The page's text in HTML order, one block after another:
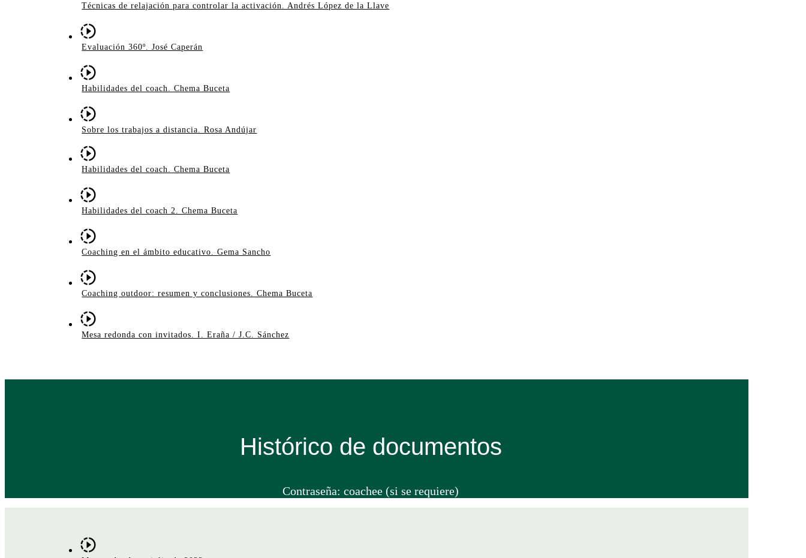
Técnicas de relajación para controlar la activación. Andrés López de la Llave
Evaluación 360º. José Caperán
Habilidades del coach. Chema Buceta
Sobre los trabajos a distancia. Rosa Andújar
Habilidades del coach. Chema Buceta
Habilidades del coach 2. Chema Buceta
Coaching en el ámbito educativo. Gema Sancho
Coaching outdoor: resumen y conclusiones. Chema Buceta
Mesa redonda con invitados. I. Eraña / J.C. Sánchez
Histórico de documentos
Contraseña: coachee (si se requiere)